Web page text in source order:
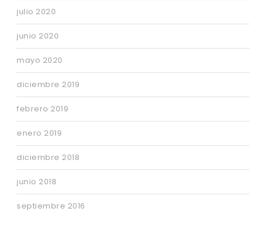
julio 2020
junio 2020
mayo 2020
diciembre 2019
febrero 2019
enero 2019
diciembre 2018
junio 2018
septiembre 2016